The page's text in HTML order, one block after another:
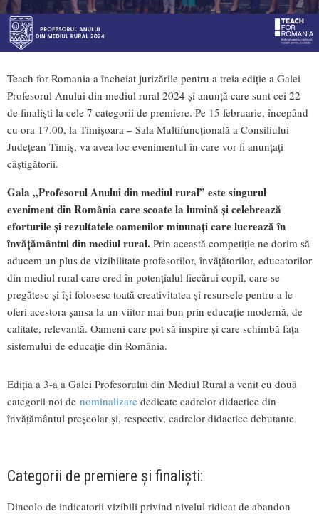
Teach for Romania a încheiat jurizările pentru a treia ediție a Galei
Profesorul Anului din mediul rural 2024 și anunță care sunt cei 22
de finaliști la cele 7 categorii de premiere. Pe 15 februarie, începând
cu ora 17.00, la Timișoara – Sala Multifuncțională a Consiliului
Județean Timiș, va avea loc evenimentul în care vor fi anunțați
câștigătorii.
Gala „Profesorul Anului din mediul rural” este singurul
eveniment din România care scoate la lumină și celebrează
eforturile și rezultatele oamenilor minunați care lucrează în
învățământul din mediul rural. Prin această competiție ne dorim să
aducem un plus de vizibilitate profesorilor, învățătorilor, educatorilor
din mediul rural care cred în potențialul fiecărui copil, care se
pregătesc și își folosesc toată creativitatea și resursele pentru a le
oferi acestora șansa la un viitor mai bun prin educație modernă, de
calitate, relevantă. Oameni care pot să inspire și care schimbă fața
sistemului de educație din România.
Ediția a 3-a a Galei Profesorului din Mediul Rural a venit cu două
categorii noi de nominalizare dedicate cadrelor didactice din
învățământul preșcolar și, respectiv, cadrelor didactice debutante.
Categorii de premiere și finaliști:
Dincolo de indicatorii vizibili privind nivelul ridicat de abandon